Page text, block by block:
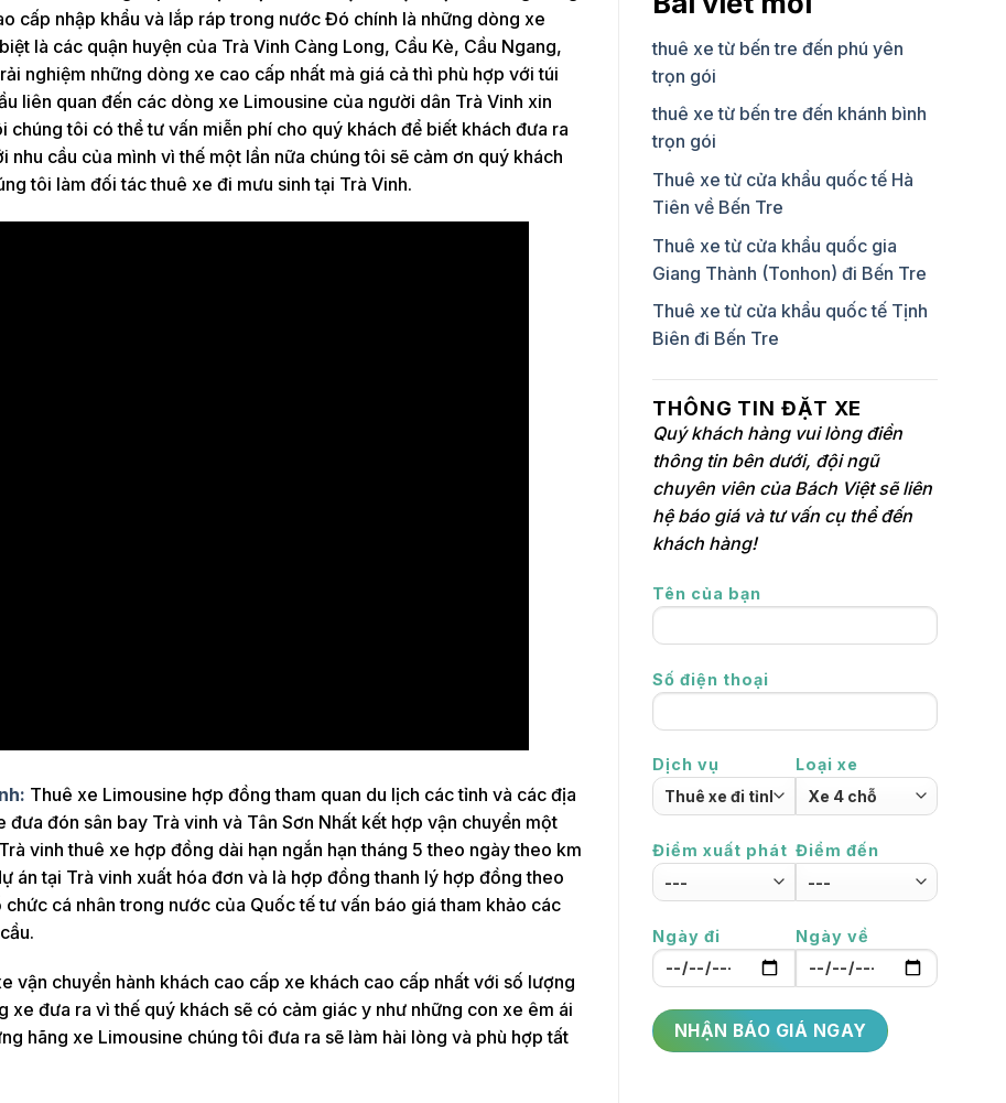
cấp nhập khẩu và lắp ráp trong nước Đó chính là những dòng xe
là các quận huyện của Trà Vinh Càng Long, Cầu Kè, Cầu Ngang,
nghiệm những dòng xe cao cấp nhất mà giá cả thì phù hợp với túi
liên quan đến các dòng xe Limousine của người dân Trà Vinh xin
tôi có thể tư vấn miễn phí cho quý khách để biết khách đưa ra
cầu của mình vì thế một lần nữa chúng tôi sẽ cảm ơn quý khách
tôi làm đối tác thuê xe đi mưu sinh tại Trà Vinh.
Thuê xe Limousine hợp đồng tham quan du lịch các tỉnh và các địa
đón sân bay Trà vinh và Tân Sơn Nhất kết hợp vận chuyển một
vinh thuê xe hợp đồng dài hạn ngắn hạn tháng 5 theo ngày theo km
án tại Trà vinh xuất hóa đơn và là hợp đồng thanh lý hợp đồng theo
cá nhân trong nước của Quốc tế tư vấn báo giá tham khảo các
vận chuyển hành khách cao cấp xe khách cao cấp nhất với số lượng
đưa ra vì thế quý khách sẽ có cảm giác y như những con xe êm ái
hãng xe Limousine chúng tôi đưa ra sẽ làm hài lòng và phù hợp tất
thuê xe từ bến tre đến phú yên
trọn gói
thuê xe từ bến tre đến khánh bình
trọn gói
Thuê xe từ cửa khẩu quốc tế Hà
Tiên về Bến Tre
Thuê xe từ cửa khẩu quốc gia
Giang Thành (Tonhon) đi Bến Tre
Thuê xe từ cửa khẩu quốc tế Tịnh
Biên đi Bến Tre
THÔNG TIN ĐẶT XE
Quý khách hàng vui lòng điền
thông tin bên dưới, đội ngũ
chuyên viên của Bách Việt sẽ liên
hệ báo giá và tư vấn cụ thể đến
khách hàng!
Tên của bạn
Số điện thoại
Dịch vụ Loại xe
Điểm xuất phát Điểm đến
Ngày đi Ngày về